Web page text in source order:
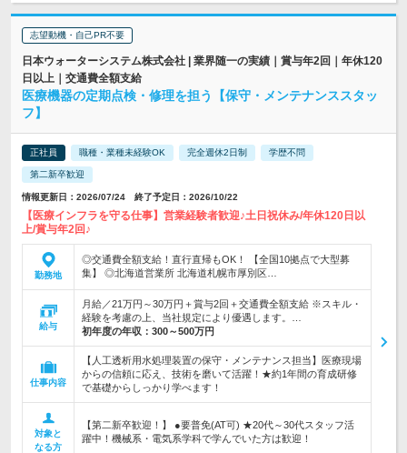
志望動機・自己PR不要
日本ウォーターシステム株式会社 | 業界随一の実績｜賞与年2回｜年休120
日以上｜交通費全額支給
医療機器の定期点検・修理を担う【保守・メンテナンススタッ
フ】
正社員 職種・業種未経験OK 完全週休2日制 学歴不問
第二新卒歓迎
情報更新日：2026/07/24 終了予定日：2026/10/22
【医療インフラを守る仕事】営業経験者歓迎♪土日祝休み/年休120日以
上/賞与年2回♪
勤務地
◎交通費全額支給！直行直帰もOK！ 【全国10拠点で大型募
集】 ◎北海道営業所 北海道札幌市厚別区…
給与
月給／21万円～30万円＋賞与2回＋交通費全額支給 ※スキル・
経験を考慮の上、当社規定により優遇します。…
初年度の年収： 300～500万円
仕事内容
【人工透析用水処理装置の保守・メンテナンス担当】医療現場
からの信頼に応え、技術を磨いて活躍！★約1年間の育成研修
で基礎からしっかり学べます！
対象と
なる方
【第二新卒歓迎！】 ●要普免(AT可) ★20代～30代スタッフ活
躍中！機械系・電気系学科で学んでいた方は歓迎！